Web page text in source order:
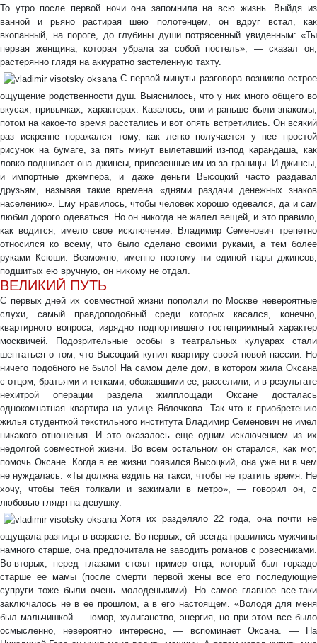
То утро после первой ночи она запомнила на всю жизнь. Выйдя из
ванной и рьяно растирая шею полотенцем, он вдруг встал, как
вкопанный, на пороге, до глубины души потрясенный увиденным: «Ты
первая женщина, которая убрала за собой постель», — сказал он,
растерянно глядя на аккуратно застеленную тахту.
С первой минуты разговора возникло острое
ощущение родственности душ. Выяснилось, что у них много общего во
вкусах, привычках, характерах. Казалось, они и раньше были знакомы,
потом на какое-то время расстались и вот опять встретились. Он всякий
раз искренне поражался тому, как легко получается у нее простой
рисунок на бумаге, за пять минут вылетавший из-под карандаша, как
ловко подшивает она джинсы, привезенные им из-за границы. И джинсы,
и импортные джемпера, и даже деньги Высоцкий часто раздавал
друзьям, называя такие времена «днями раздачи денежных знаков
населению». Ему нравилось, чтобы человек хорошо одевался, да и сам
любил дорого одеваться. Но он никогда не жалел вещей, и это правило,
как водится, имело свое исключение. Владимир Семенович трепетно
относился ко всему, что было сделано своими руками, а тем более
руками Ксюши. Возможно, именно поэтому ни единой пары джинсов,
подшитых ею вручную, он никому не отдал.
ВЕЛИКИЙ ПУТЬ
С первых дней их совместной жизни поползли по Москве невероятные
слухи, самый правдоподобный среди которых касался, конечно,
квартирного вопроса, изрядно подпортившего гостеприимный характер
москвичей. Подозрительные особы в театральных кулуарах стали
шептаться о том, что Высоцкий купил квартиру своей новой пассии. Но
ничего подобного не было! На самом деле дом, в котором жила Оксана
с отцом, братьями и тетками, обожавшими ее, расселили, и в результате
нехитрой операции раздела жилплощади Оксане досталась
однокомнатная квартира на улице Яблочкова. Так что к приобретению
жилья студенткой текстильного института Владимир Семенович не имел
никакого отношения. И это оказалось еще одним исключением из их
недолгой совместной жизни. Во всем остальном он старался, как мог,
помочь Оксане. Когда в ее жизни появился Высоцкий, она уже ни в чем
не нуждалась. «Ты должна ездить на такси, чтобы не тратить время. Не
хочу, чтобы тебя толкали и зажимали в метро», — говорил он, с
любовью глядя на девушку.
Хотя их разделяло 22 года, она почти не
ощущала разницы в возрасте. Во-первых, ей всегда нравились мужчины
намного старше, она предпочитала не заводить романов с ровесниками.
Во-вторых, перед глазами стоял пример отца, который был гораздо
старше ее мамы (после смерти первой жены все его последующие
супруги тоже были очень молоденькими). Но самое главное все-таки
заключалось не в ее прошлом, а в его настоящем. «Володя для меня
был мальчишкой — юмор, хулиганство, энергия, но при этом все было
осмысленно, невероятно интересно, — вспоминает Оксана. — На